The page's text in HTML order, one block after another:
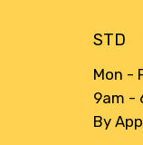
STD
Mon -
9am -
By